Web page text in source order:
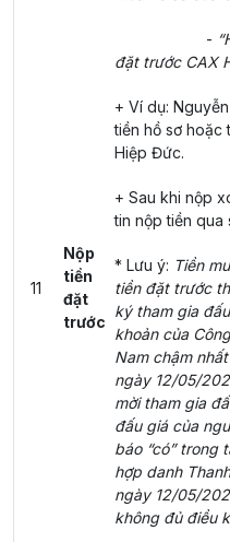
11
Nộp
tiền
đặt
trước
-
đặt trước CAX
+ Ví dụ:
tiền hồ sơ hoặc
Hiệp Đức.
+ Sau khi nộp
tin nộp tiền
* Lưu ý: Tiền
tiền đặt trước
ký tham gia
khoản của
Nam chậm
ngày 12/05/
mời tham gia
đấu giá của
báo “có” trong
hợp danh
ngày 12/05/
không đủ điều